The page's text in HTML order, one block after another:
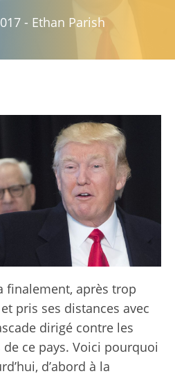
- Ethan Parish
finalement, après trop
pris ses distances avec
dirigé contre les
ce pays. Voici pourquoi
d’abord à la